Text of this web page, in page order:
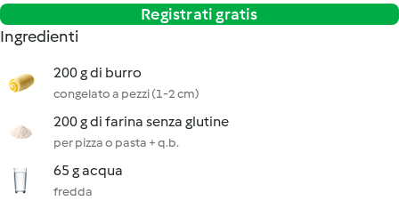
Registrati gratis
Ingredienti
200 g di burro
congelato a pezzi (1-2 cm)
200 g di farina senza glutine
per pizza o pasta + q.b.
65 g acqua
fredda